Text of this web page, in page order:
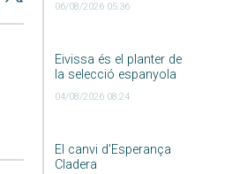
06/08/2026 05:36
Eivissa és el planter de
la selecció espanyola
04/08/2026 08:24
El canvi d’Esperança
Cladera